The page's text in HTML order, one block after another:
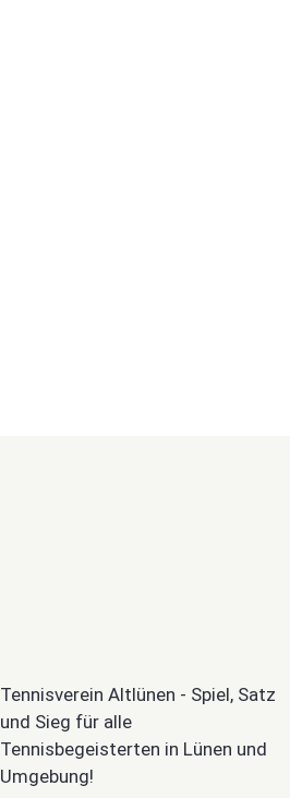
Tennisverein Altlünen - Spiel, Satz
und Sieg für alle
Tennisbegeisterten in Lünen und
Umgebung!